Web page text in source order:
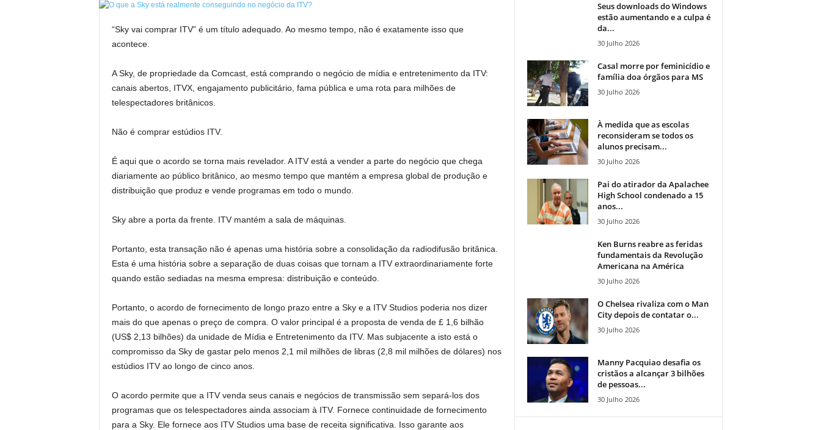
“Sky vai comprar ITV” é um título adequado. Ao mesmo tempo, não é exatamente isso que
acontece.
A Sky, de propriedade da Comcast, está comprando o negócio de mídia e entretenimento da ITV:
canais abertos, ITVX, engajamento publicitário, fama pública e uma rota para milhões de
telespectadores britânicos.
Não é comprar estúdios ITV.
É aqui que o acordo se torna mais revelador. A ITV está a vender a parte do negócio que chega
diariamente ao público britânico, ao mesmo tempo que mantém a empresa global de produção e
distribuição que produz e vende programas em todo o mundo.
Sky abre a porta da frente. ITV mantém a sala de máquinas.
Portanto, esta transação não é apenas uma história sobre a consolidação da radiodifusão britânica.
Esta é uma história sobre a separação de duas coisas que tornam a ITV extraordinariamente forte
quando estão sediadas na mesma empresa: distribuição e conteúdo.
Portanto, o acordo de fornecimento de longo prazo entre a Sky e a ITV Studios poderia nos dizer
mais do que apenas o preço de compra. O valor principal é a proposta de venda de £ 1,6 bilhão
(US$ 2,13 bilhões) da unidade de Mídia e Entretenimento da ITV. Mas subjacente a isto está o
compromisso da Sky de gastar pelo menos 2,1 mil milhões de libras (2,8 mil milhões de dólares) nos
estúdios ITV ao longo de cinco anos.
O acordo permite que a ITV venda seus canais e negócios de transmissão sem separá-los dos
programas que os telespectadores ainda associam à ITV. Fornece continuidade de fornecimento
para a Sky. Ele fornece aos ITV Studios uma base de receita significativa. Isso garante aos
Seus downloads do Windows
estão aumentando e a culpa é
da...
30 Julho 2026
Casal morre por feminicídio e
família doa órgãos para MS
30 Julho 2026
À medida que as escolas
reconsideram se todos os
alunos precisam...
30 Julho 2026
Pai do atirador da Apalachee
High School condenado a 15
anos...
30 Julho 2026
Ken Burns reabre as feridas
fundamentais da Revolução
Americana na América
30 Julho 2026
O Chelsea rivaliza com o Man
City depois de contatar o...
30 Julho 2026
Manny Pacquiao desafia os
cristãos a alcançar 3 bilhões
de pessoas...
30 Julho 2026